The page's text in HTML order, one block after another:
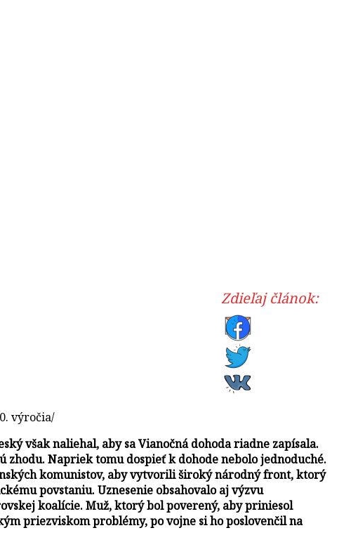
Zdieľaj článok:
výročia/
však naliehal, aby sa Vianočná dohoda riadne zapísala.
zhodu. Napriek tomu dospieť k dohode nebolo jednoduché.
komunistov, aby vytvorili široký národný front, ktorý
povstaniu. Uznesenie obsahovalo aj výzvu
koalície. Muž, ktorý bol poverený, aby priniesol
priezviskom problémy, po vojne si ho poslovenčil na